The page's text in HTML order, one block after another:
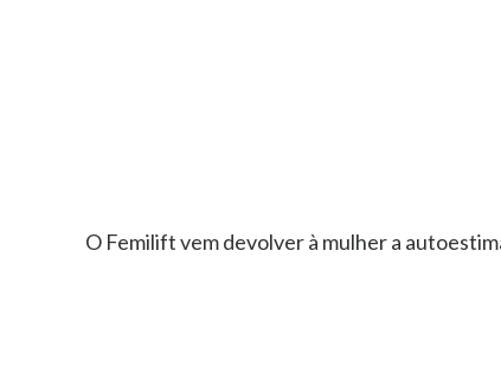
O Femilift vem devolver à mulher a